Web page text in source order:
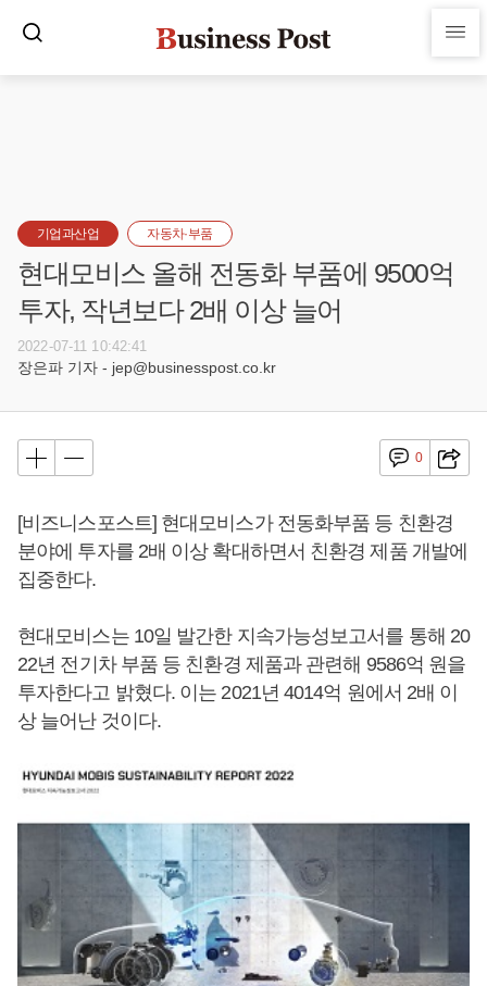
기업과산업 자동차·부품
현대모비스 올해 전동화 부품에 9500억
투자, 작년보다 2배 이상 늘어
2022-07-11 10:42:41
장은파 기자 - jep@businesspost.co.kr
0
[비즈니스포스트] 현대모비스가 전동화부품 등 친환경
분야에 투자를 2배 이상 확대하면서 친환경 제품 개발에
집중한다.
현대모비스는 10일 발간한 지속가능성보고서를 통해 20
22년 전기차 부품 등 친환경 제품과 관련해 9586억 원을
투자한다고 밝혔다. 이는 2021년 4014억 원에서 2배 이
상 늘어난 것이다.